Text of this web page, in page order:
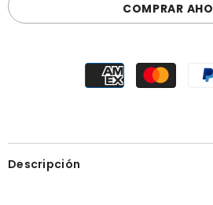
COMPRAR
Descripción